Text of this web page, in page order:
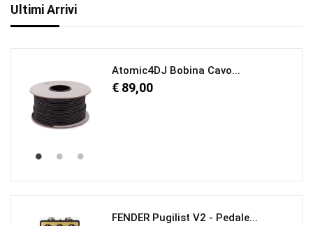
Ultimi Arrivi
Atomic4DJ Bobina Cavo...
€ 89,00
FENDER Pugilist V2 - Pedale...